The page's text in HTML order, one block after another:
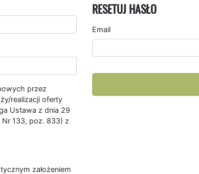
przez
realizacji oferty
Ustawa z dnia 29
133, poz. 833) z
założeniem
RESETUJ HASŁO
Email